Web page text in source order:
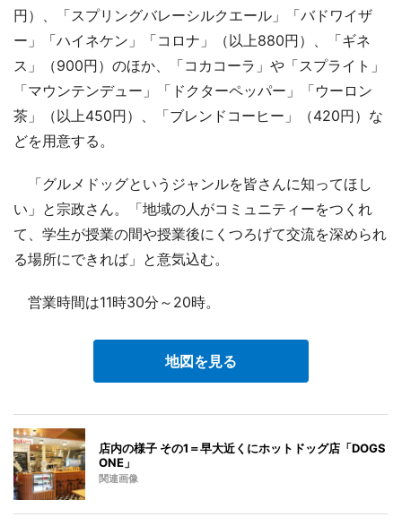
円）、「スプリングバレーシルクエール」「バドワイザ
ー」「ハイネケン」「コロナ」（以上880円）、「ギネ
ス」（900円）のほか、「コカコーラ」や「スプライト」
「マウンテンデュー」「ドクターペッパー」「ウーロン
茶」（以上450円）、「ブレンドコーヒー」（420円）な
どを用意する。
「グルメドッグというジャンルを皆さんに知ってほし
い」と宗政さん。「地域の人がコミュニティーをつくれ
て、学生が授業の間や授業後にくつろげて交流を深められ
る場所にできれば」と意気込む。
営業時間は11時30分～20時。
地図を見る
店内の様子 その1＝早大近くにホットドッグ店「DOGS
ONE」
関連画像